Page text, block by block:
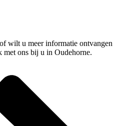
wilt u meer informatie ontvangen
met ons bij u in Oudehorne.